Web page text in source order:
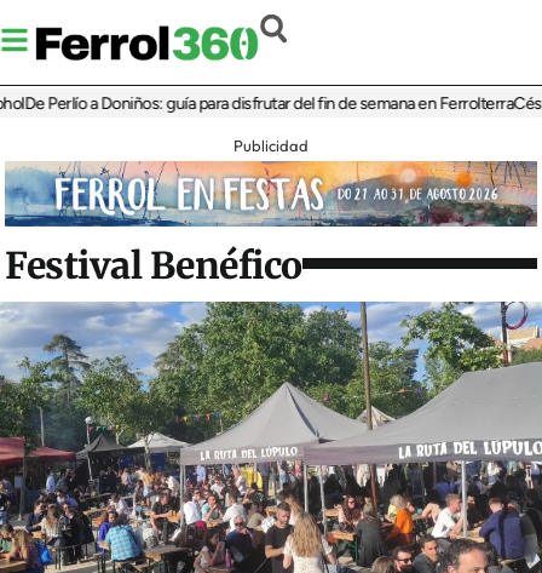
a Doniños: guía para disfrutar del fin de semana en FerrolterraCésar
Publicidad
Festival Benéfico